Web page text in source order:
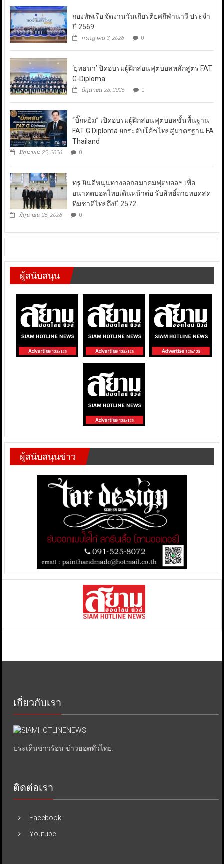
กองทัพเรือ จัดงานวันเกียรติยศกีฬานาวี ประจำ
ปี 2569
กรกฎาคม 3, 2026 0
‘ยุทธนา’ ปิดอบรมผู้ฝึกสอนฟุตบอลหลักสูตร FAT
G-Diploma
มิถุนายน 28, 2026 0
“บิ๊กหยิม” เปิดอบรมผู้ฝึกสอนฟุตบอลขั้นพื้นฐาน
FAT G Diploma ยกระดับโค้ชไทยสู่มาตรฐาน FA
Thailand
มิถุนายน 25, 2026 0
ทรู ยินดีหนุนทางออกสมาคมฟุตบอลฯ เพื่อ
อนาคตบอลไทยเดินหน้าต่อ รับสิทธิ์ถ่ายทอดสด
ทีมชาติไทยถึงปี 2572
มิถุนายน 25, 2026 0
ผู้สนับสนุน
ผู้สนับสนุนข่าว
เกี่ยวกับเรา
ประเด็นข่าวร้อน ข่าวฮอตทั่วไทย.
ติดต่อเรา
Facebook
Youtube